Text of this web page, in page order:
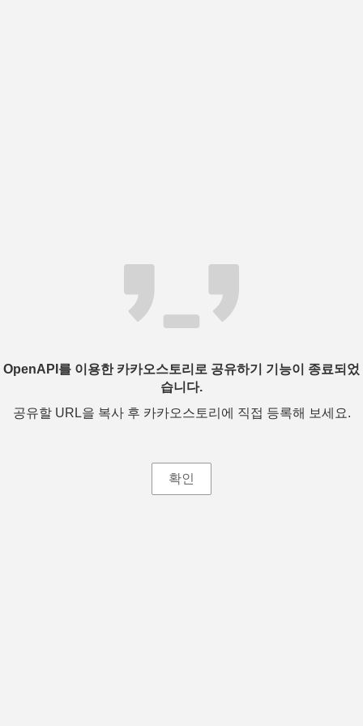
OpenAPI를 이용한 카카오스토리로 공유하기 기능이 종료되었
습니다.
공유할 URL을 복사 후 카카오스토리에 직접 등록해 보세요.
확인